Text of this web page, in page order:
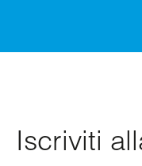
Iscriviti